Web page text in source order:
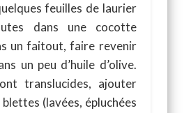
feuilles de laurier
dans une cocotte
un faitout, faire revenir
un peu d’huile d’olive.
translucides, ajouter
(lavées, épluchées